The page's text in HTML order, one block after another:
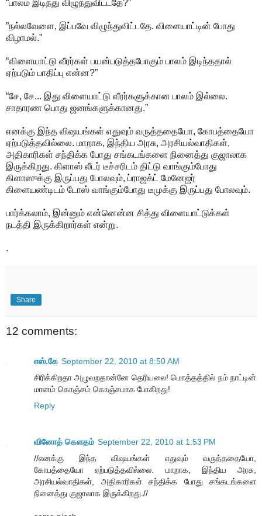
“பாலம் இடிந்து விழுந்துவிட்டதே?”
”நல்லவேளை, இப்பவே விழுந்துவிட்டதே. விளையாட்டின் போது
விழாமல்.”
“விளையாட்டு வீரர்கள் பயன்படுத்தபோகும் பாலம் இடிந்ததால்
ஏற்படும் பாதிப்பு என்ன?”
“சே, சே... இது விளையாட்டு வீரர்களுக்கான பாலம் இல்லை.
சாதாரண பொது ஜனங்களுக்கானது.”
எனக்கு இந்த விஷயங்கள் எதுவும் வருத்ததையோ, கோபத்தையோ
ஏற்படுத்தவில்லை. மாறாக, இந்திய அரசு, அரசியல்வாதிகள்,
அதிகாரிகள் சந்திக்க போது சங்கடங்களை நினைத்து குஜாலாக
இருக்கிறது. கிளாஸ் லீடர் டீச்சரிடம் திட்டு வாங்கும்போது
கிளாஸுக்கு இருப்பது போலவும், ப்ராஜக்ட் மேனேஜர்
கிளையண்டிடம் டோஸ் வாங்கும்போது டீமுக்கு இருப்பது போலவும்.
பார்க்கலாம், இன்னும் என்னென்ன சித்து விளையாட்டுக்கள்
நடத்தி இருக்கிறார்கள் என்று.
.
Share
12 comments:
எஸ்.கே September 22, 2010 at 8:50 AM
சிரிக்கிறதா அழுவறதான்னே தெரியலை! மொத்தத்தில் நம் நாட்டின்
மானம் கொஞ்சம் கொஞ்சமாக போகிறது!
Reply
வினோத் கெளதம் September 22, 2010 at 1:53 PM
//எனக்கு இந்த விஷயங்கள் எதுவும் வருத்ததையோ,
கோபத்தையோ ஏற்படுத்தவில்லை. மாறாக, இந்திய அரசு,
அரசியல்வாதிகள், அதிகாரிகள் சந்திக்க போது சங்கடங்களை
நினைத்து குஜாலாக இருக்கிறது.//